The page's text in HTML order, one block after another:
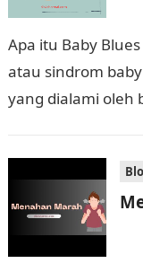
Apa itu Baby
atau sindrom
yang dialami oleh